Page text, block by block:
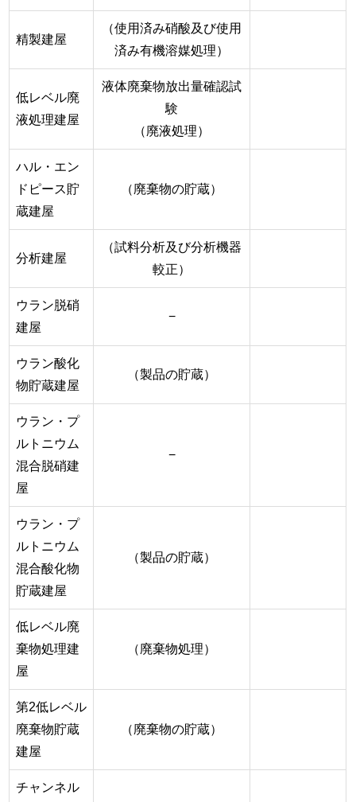
精製建屋
（使用済み硝酸及び使用
済み有機溶媒処理）
低レベル廃
液処理建屋
液体廃棄物放出量確認試
験
（廃液処理）
ハル・エン
ドピース貯
蔵建屋
（廃棄物の貯蔵）
分析建屋
（試料分析及び分析機器
較正）
ウラン脱硝
建屋
−
ウラン酸化
物貯蔵建屋
（製品の貯蔵）
ウラン・プ
ルトニウム
混合脱硝建
屋
−
ウラン・プ
ルトニウム
混合酸化物
貯蔵建屋
（製品の貯蔵）
低レベル廃
棄物処理建
屋
（廃棄物処理）
第2低レベル
廃棄物貯蔵
建屋
（廃棄物の貯蔵）
チャンネル